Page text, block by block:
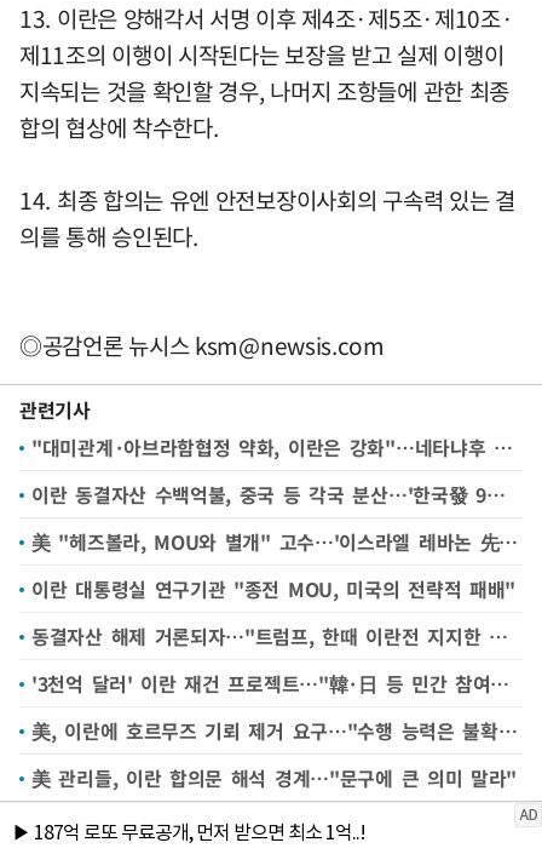
13. 이란은 양해각서 서명 이후 제4조·제5조·제10조·
제11조의 이행이 시작된다는 보장을 받고 실제 이행이
지속되는 것을 확인할 경우, 나머지 조항들에 관한 최종
합의 협상에 착수한다.
14. 최종 합의는 유엔 안전보장이사회의 구속력 있는 결
의를 통해 승인된다.
◎공감언론 뉴시스ksm@newsis.com
관련기사
"대미관계·아브라함협정 약화, 이란은 강화"…네타냐후 책임론 분출
이란 동결자산 수백억불, 중국 등 각국 분산…'한국發 9조원' 주목
美 "헤즈볼라, MOU와 별개" 고수…'이스라엘 레바논 先철군' 어려울 듯
이란 대통령실 연구기관 "종전 MOU, 미국의 전략적 패배"
동결자산 해제 거론되자…"트럼프, 한때 이란전 지지한 강경파 반발 직면"
'3천억 달러' 이란 재건 프로젝트…"韓·日 등 민간 참여로 절반 이상 확보"
美, 이란에 호르무즈 기뢰 제거 요구…"수행 능력은 불확실"
美 관리들, 이란 합의문 해석 경계…"문구에 큰 의미 말라"